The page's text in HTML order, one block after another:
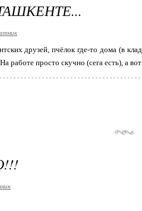
друзей, пчёлок где-то дома (в
работе просто скучно (сега есть), а